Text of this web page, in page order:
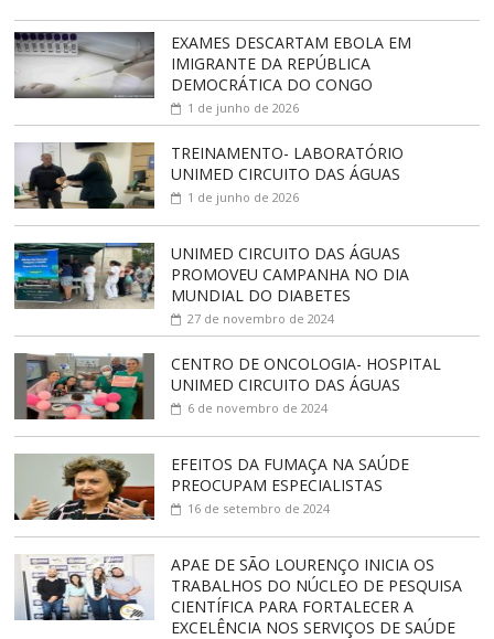
EXAMES DESCARTAM EBOLA EM
IMIGRANTE DA REPÚBLICA
DEMOCRÁTICA DO CONGO
1 de junho de 2026
TREINAMENTO- LABORATÓRIO
UNIMED CIRCUITO DAS ÁGUAS
1 de junho de 2026
UNIMED CIRCUITO DAS ÁGUAS
PROMOVEU CAMPANHA NO DIA
MUNDIAL DO DIABETES
27 de novembro de 2024
CENTRO DE ONCOLOGIA- HOSPITAL
UNIMED CIRCUITO DAS ÁGUAS
6 de novembro de 2024
EFEITOS DA FUMAÇA NA SAÚDE
PREOCUPAM ESPECIALISTAS
16 de setembro de 2024
APAE DE SÃO LOURENÇO INICIA OS
TRABALHOS DO NÚCLEO DE PESQUISA
CIENTÍFICA PARA FORTALECER A
EXCELÊNCIA NOS SERVIÇOS DE SAÚDE